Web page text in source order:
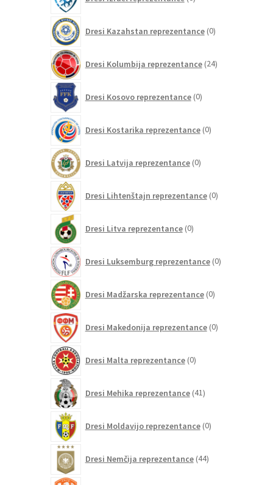
izdelkov
Dresi Kazahstan reprezentance 0izdelkov
Dresi Kolumbija reprezentance 24izdelkov
Dresi Kosovo reprezentance 0izdelkov
Dresi Kostarika reprezentance 0izdelkov
Dresi Latvija reprezentance 0izdelkov
Dresi Lihtenštajn reprezentance 0izdelkov
Dresi Litva reprezentance 0izdelkov
Dresi Luksemburg reprezentance 0izdelkov
Dresi Madžarska reprezentance 0izdelkov
Dresi Makedonija reprezentance 0izdelkov
Dresi Malta reprezentance 0izdelkov
Dresi Mehika reprezentance 41izdelkov
Dresi Moldavijo reprezentance 0izdelkov
Dresi Nemčija reprezentance 44izdelkov